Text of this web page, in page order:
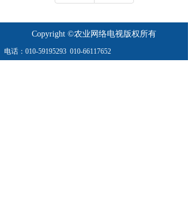
Copyright ©农业网络电视版权所有
电话： 010-59195293 010-66117652